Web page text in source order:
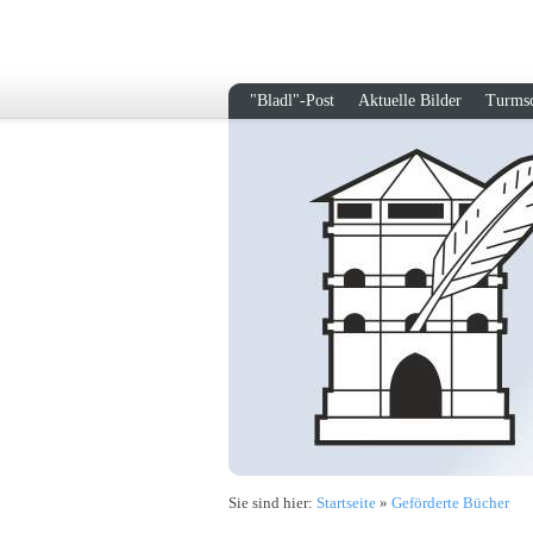
"Bladl"-Post Aktuelle Bilder
Sie sind hier: Startseite » Geförderte Bücher